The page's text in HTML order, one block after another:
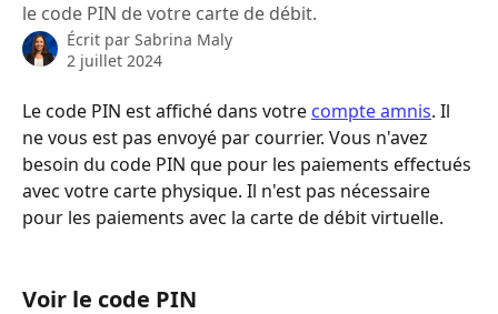
le code PIN de votre carte de débit.
Écrit par Sabrina Maly
2 juillet 2024
Le code PIN est affiché dans votre compte amnis. Il
ne vous est pas envoyé par courrier. Vous n'avez
besoin du code PIN que pour les paiements effectués
avec votre carte physique. Il n'est pas nécessaire
pour les paiements avec la carte de débit virtuelle.
Voir le code PIN